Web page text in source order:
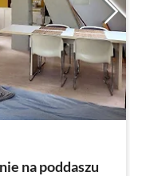
na poddaszu